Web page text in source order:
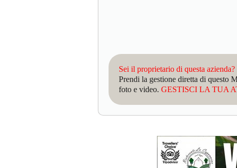
Sei il proprietario di questa azienda?
Prendi la gestione diretta di
foto e video. GESTISCI LA TUA